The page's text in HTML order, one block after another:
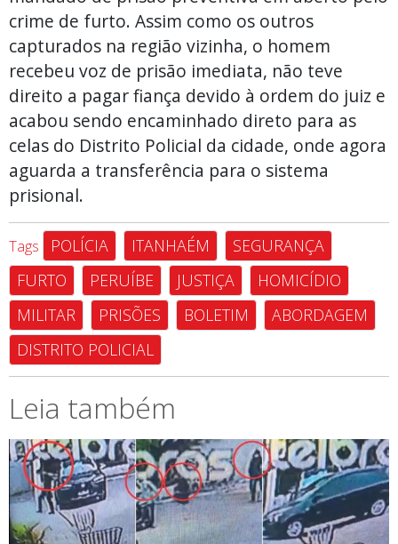
crime de furto. Assim como os outros
capturados na região vizinha, o homem
recebeu voz de prisão imediata, não teve
direito a pagar fiança devido à ordem do juiz e
acabou sendo encaminhado direto para as
celas do Distrito Policial da cidade, onde agora
aguarda a transferência para o sistema
prisional.
Tags POLÍCIA ITANHAÉM
SEGURANÇA
FURTO
PERUÍBE JUSTIÇA
HOMICÍDIO
MILITAR
PRISÕES BOLETIM
ABORDAGEM
DISTRITO POLICIAL
Leia também